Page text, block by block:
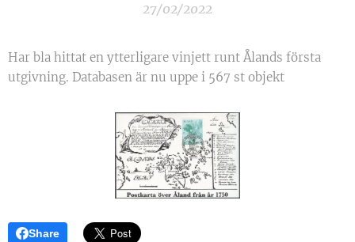
27/02/2022
Har bla hittat en ytterligare vinjett runt Ålands första
utgivning. Databasen är nu uppe i 567 st objekt
Share